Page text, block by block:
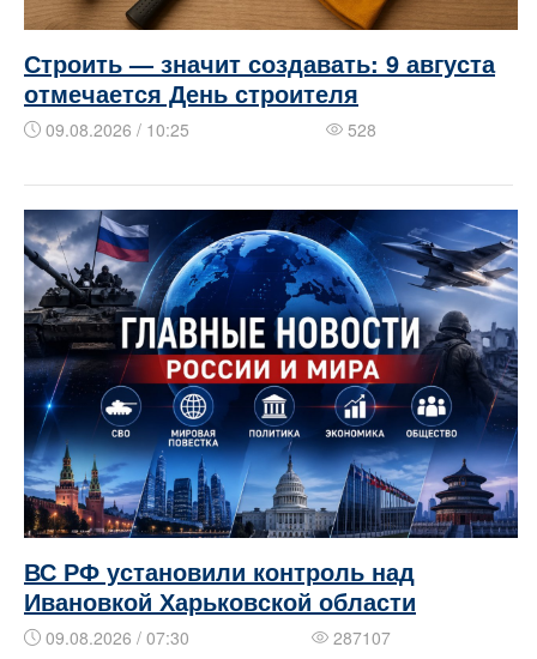
Строить — значит создавать: 9 августа
отмечается День строителя
09.08.2026 / 10:25 528
ВС РФ установили контроль над
Ивановкой Харьковской области
09.08.2026 / 07:30 287107